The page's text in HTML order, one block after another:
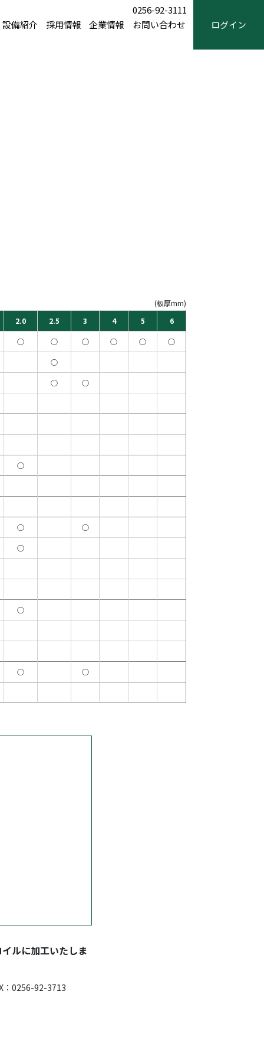
設備紹介 採用情報 企業情報
0256-92-3111
お問い合わせ
ログイン
(板厚mm)
2.0
2.5 3 4 5 6
○ ○ ○ ○ ○ ○
○
○ ○
○
○ ○
○
○
○ ○
ルに加工いたしま
：0256-92-3713